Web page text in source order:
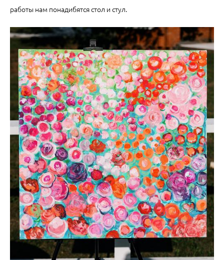
работы нам понадибятся стол и стул.